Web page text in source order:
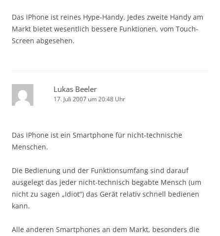
Das iPhone ist reines Hype-Handy. Jedes zweite Handy am
Markt bietet wesentlich bessere Funktionen, vom Touch-
Screen abgesehen.
Lukas Beeler
17. Juli 2007 um 20:48 Uhr
Das iPhone ist ein Smartphone für nicht-technische
Menschen.
Die Bedienung und der Funktionsumfang sind darauf
ausgelegt das jeder nicht-technisch begabte Mensch (um
nicht zu sagen „Idiot“) das Gerät relativ schnell bedienen
kann.
Alle anderen Smartphones an dem Markt, besonders die